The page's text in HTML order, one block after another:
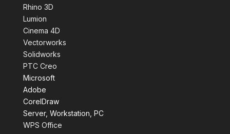
Rhino 3D
Lumion
Cinema 4D
Vectorworks
Solidworks
PTC Creo
Microsoft
Adobe
CorelDraw
Server, Workstation, PC
WPS Office